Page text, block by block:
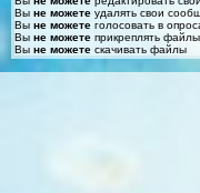
Вы не можете удалять свои
Вы не можете голосовать в
Вы не можете прикреплять
Вы не можете скачивать файлы